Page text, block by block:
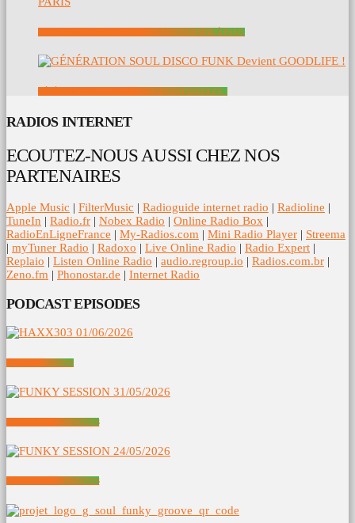
PATRICE RUSHEN EN CONCERT AU NEW MORNING À PARIS
GÉNÉRATION SOUL DISCO FUNK DEVIENT GOODLIFE !
RADIOS INTERNET
ECOUTEZ-NOUS AUSSI CHEZ NOS
PARTENAIRES
Apple Music | FilterMusic | Radioguide internet radio | Radioline |
TuneIn | Radio.fr | Nobex Radio | Online Radio Box |
RadioEnLigneFrance | My-Radios.com | Mini Radio Player | Streema
| myTuner Radio | Radoxo | Live Online Radio | Radio Expert |
Replaio | Listen Online Radio | audio.regroup.io | Radios.com.br |
Zeno.fm | Phonostar.de | Internet Radio
PODCAST EPISODES
HAXX303 01/06/2026
FUNKY SESSION 31/05/2026
FUNKY SESSION 24/05/2026